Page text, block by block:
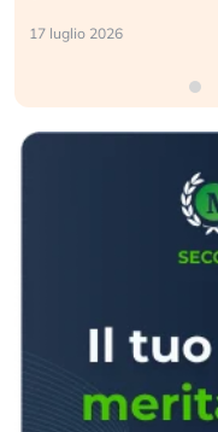
17 luglio 2026